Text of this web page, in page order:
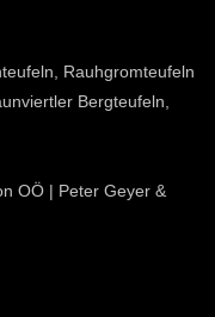
Rauhgromteufeln
Bergteufeln,
OÖ | Peter Geyer &